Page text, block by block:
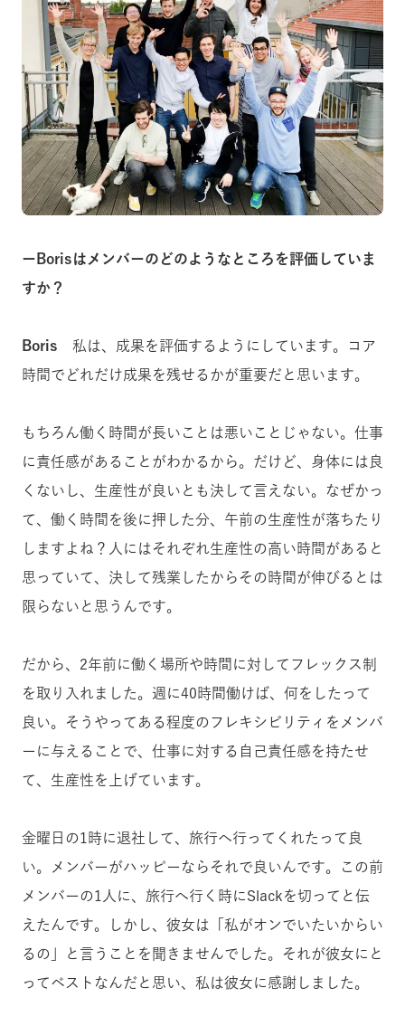
ーBorisはメンバーのどのようなところを評価していま
すか？
Boris 私は、成果を評価するようにしています。コア
時間でどれだけ成果を残せるかが重要だと思います。
もちろん働く時間が長いことは悪いことじゃない。仕事
に責任感があることがわかるから。だけど、身体には良
くないし、生産性が良いとも決して言えない。なぜかっ
て、働く時間を後に押した分、午前の生産性が落ちたり
しますよね？人にはそれぞれ生産性の高い時間があると
思っていて、決して残業したからその時間が伸びるとは
限らないと思うんです。
だから、2年前に働く場所や時間に対してフレックス制
を取り入れました。週に40時間働けば、何をしたって
良い。そうやってある程度のフレキシビリティをメンバ
ーに与えることで、仕事に対する自己責任感を持たせ
て、生産性を上げています。
金曜日の1時に退社して、旅行へ行ってくれたって良
い。メンバーがハッピーならそれで良いんです。この前
メンバーの1人に、旅行へ行く時にSlackを切ってと伝
えたんです。しかし、彼女は「私がオンでいたいからい
るの」と言うことを聞きませんでした。それが彼女にと
ってベストなんだと思い、私は彼女に感謝しました。